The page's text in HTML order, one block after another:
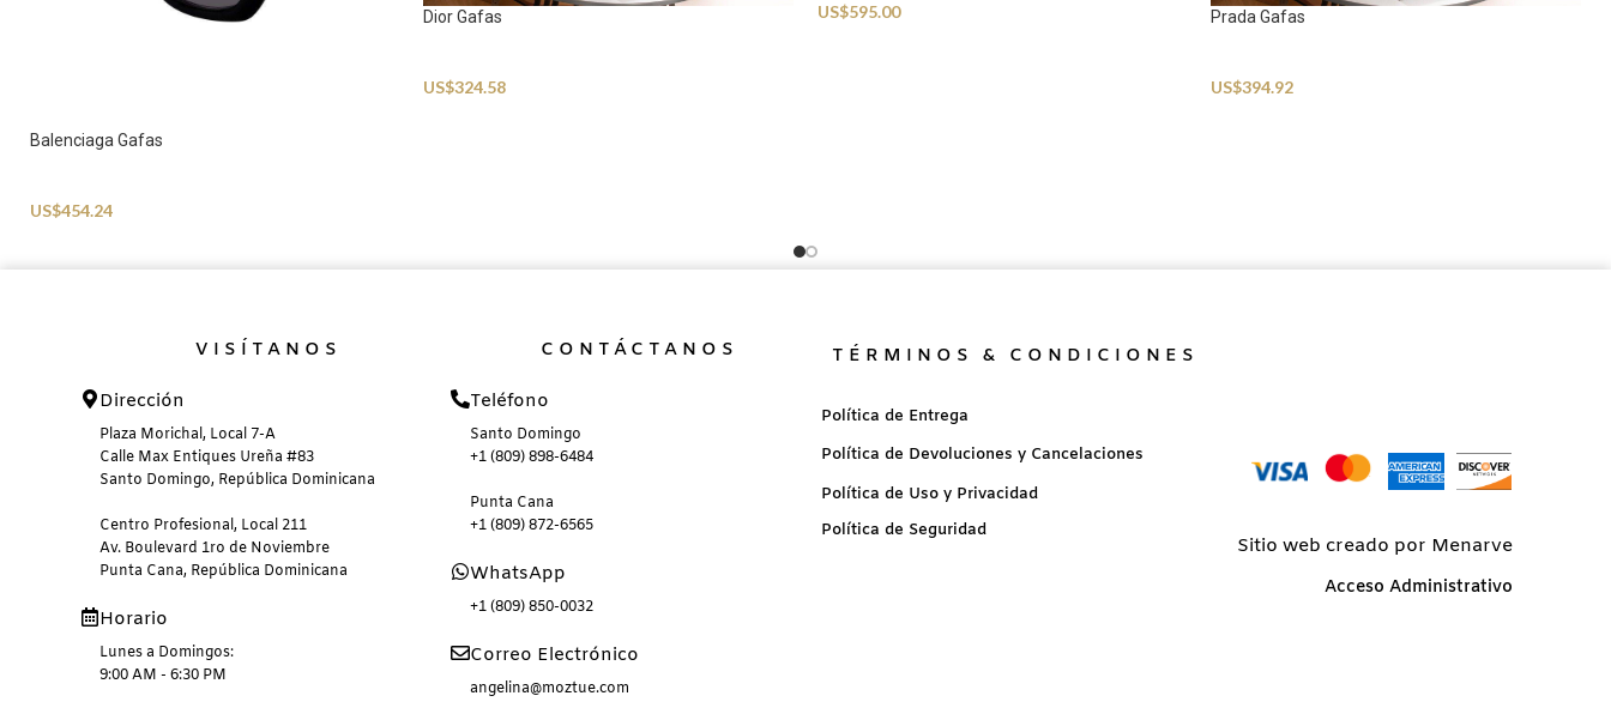
Balenciaga Gafas
US$454.24
Dior Gafas
US$324.58
US$595.00 Prada Gafas
US$394.92
VISÍTANOS
Dirección
Plaza Morichal, Local 7-A
Calle Max Entiques Ureña #83
Santo Domingo, República Dominicana
Centro Profesional, Local 211
Av. Boulevard 1ro de Noviembre
Punta Cana, República Dominicana
Horario
Lunes a Domingos:
9:00 AM - 6:30 PM
CONTÁCTANOS
Teléfono
Santo Domingo
+1 (809) 898-6484
Punta Cana
+1 (809) 872-6565
WhatsApp
+1 (809) 850-0032
Correo Electrónico
angelina@moztue.com
TÉRMINOS & CONDICIONES
Política de Entrega
Política de Devoluciones y Cancelaciones
Política de Uso y Privacidad
Política de Seguridad
Sitio web creado por Menarve
Acceso Administrativo